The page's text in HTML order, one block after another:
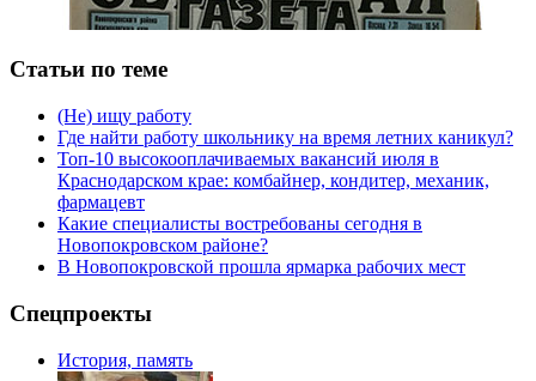
Статьи по теме
(Не) ищу работу
Где найти работу школьнику на время летних каникул?
Топ-10 высокооплачиваемых вакансий июля в
Краснодарском крае: комбайнер, кондитер, механик,
фармацевт
Какие специалисты востребованы сегодня в
Новопокровском районе?
В Новопокровской прошла ярмарка рабочих мест
Спецпроекты
История, память